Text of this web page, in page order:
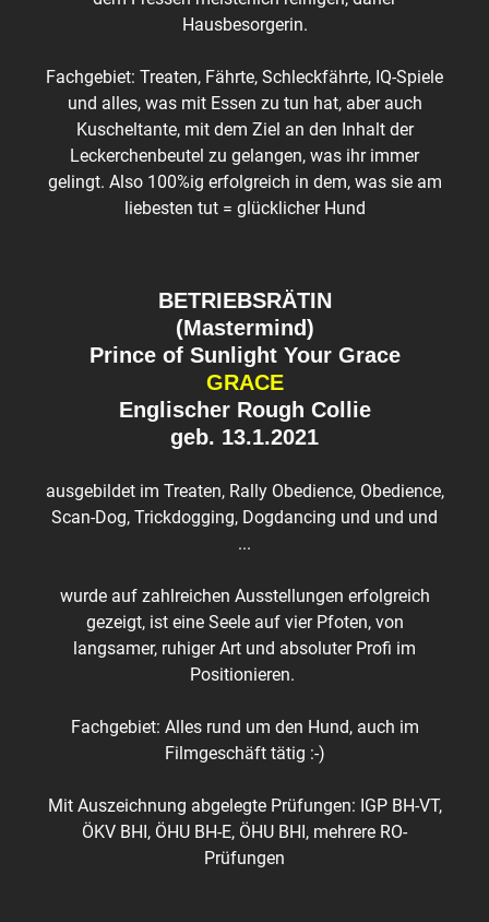
Hausbesorgerin.
Fachgebiet: Treaten, Fährte, Schleckfährte, IQ-Spiele
und alles, was mit Essen zu tun hat, aber auch
Kuscheltante, mit dem Ziel an den Inhalt der
Leckerchenbeutel zu gelangen, was ihr immer
gelingt. Also 100%ig erfolgreich in dem, was sie am
liebesten tut = glücklicher Hund
BETRIEBSRÄTIN
(Mastermind)
Prince of Sunlight Your Grace
GRACE
Englischer Rough Collie
geb. 13.1.2021
ausgebildet im Treaten, Rally Obedience, Obedience,
Scan-Dog, Trickdogging, Dogdancing und und und
...
wurde auf zahlreichen Ausstellungen erfolgreich
gezeigt, ist eine Seele auf vier Pfoten, von
langsamer, ruhiger Art und absoluter Profi im
Positionieren.
Fachgebiet: Alles rund um den Hund, auch im
Filmgeschäft tätig :-)
Mit Auszeichnung abgelegte Prüfungen: IGP BH-VT,
ÖKV BHI, ÖHU BH-E, ÖHU BHI, mehrere RO-
Prüfungen